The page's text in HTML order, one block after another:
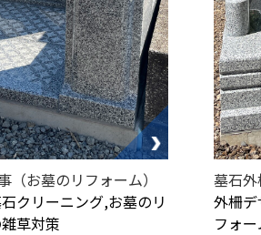
（お墓のリフォーム）
クリーニング,お墓のリ
草対策
墓石外
外柵
フォ